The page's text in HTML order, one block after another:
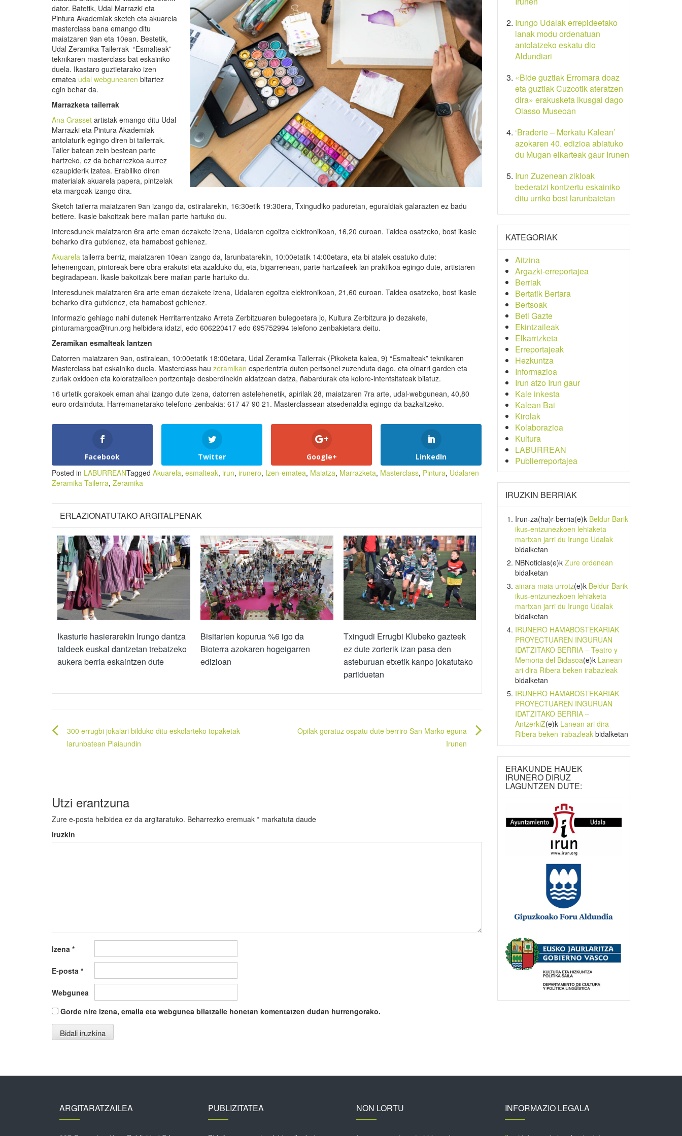
dator. Batetik, Udal Marrazki eta
Pintura Akademiak sketch eta akuarela
masterclass bana emango ditu
maiatzaren 9an eta 10ean. Bestetik,
Udal Zeramika Tailerrak “Esmalteak”
teknikaren masterclass bat eskainiko
duela. Ikastaro guztietarako izen
ematea udal webgunearen bitartez
egin behar da.
Marrazketa tailerrak
Ana Grasset artistak emango ditu Udal
Marrazki eta Pintura Akademiak
antolaturik egingo diren bi tailerrak.
Tailer batean zein bestean parte
hartzeko, ez da beharrezkoa aurrez
ezaupiderik izatea. Erabiliko diren
materialak akuarela papera, pintzelak
eta margoak izango dira.
Sketch tailerra maiatzaren 9an izango da, ostiralarekin, 16:30etik 19:30era, Txingudiko paduretan, eguraldiak galarazten ez badu
betiere. Ikasle bakoitzak bere mailan parte hartuko du.
Interesdunek maiatzaren 6ra arte eman dezakete izena, Udalaren egoitza elektronikoan, 16,20 euroan. Taldea osatzeko, bost ikasle
beharko dira gutxienez, eta hamabost gehienez.
Akuarela tailerra berriz, maiatzaren 10ean izango da, larunbatarekin, 10:00etatik 14:00etara, eta bi atalek osatuko dute:
lehenengoan, pintoreak bere obra erakutsi eta azalduko du, eta, bigarrenean, parte hartzaileek lan praktikoa egingo dute, artistaren
begiradapean. Ikasle bakoitzak bere mailan parte hartuko du.
Interesdunek maiatzaren 6ra arte eman dezakete izena, Udalaren egoitza elektronikoan, 21,60 euroan. Taldea osatzeko, bost ikasle
beharko dira gutxienez, eta hamabost gehienez.
Informazio gehiago nahi dutenek Herritarrentzako Arreta Zerbitzuaren bulegoetara jo, Kultura Zerbitzura jo dezakete,
pinturamargoa@irun.org helbidera idatzi, edo 606220417 edo 695752994 telefono zenbakietara deitu.
Zeramikan esmalteak lantzen
Datorren maiatzaren 9an, ostiralean, 10:00etatik 18:00etara, Udal Zeramika Tailerrak (Pikoketa kalea, 9) “Esmalteak” teknikaren
Masterclass bat eskainiko duela. Masterclass hau zeramikan esperientzia duten pertsonei zuzenduta dago, eta oinarri garden eta
zuriak oxidoen eta koloratzaileen portzentaje desberdinekin aldatzean datza, ñabardurak eta kolore-intentsitateak bilatuz.
16 urtetik gorakoek eman ahal izango dute izena, datorren astelehenetik, apirilak 28, maiatzaren 7ra arte, udal-webgunean, 40,80
euro ordainduta. Harremanetarako telefono-zenbakia: 617 47 90 21. Masterclassean atsedenaldia egingo da bazkaltzeko.
Facebook Twitter Google+ LinkedIn
Posted in LABURREANTagged Akuarela, esmalteak, irun, irunero, Izen-ematea, Maiatza, Marrazketa, Masterclass, Pintura, Udalaren
Zeramika Tailerra, Zeramika
ERLAZIONATUTAKO ARGITALPENAK
Ikasturte hasierarekin Irungo dantza
taldeek euskal dantzetan trebatzeko
aukera berria eskaintzen dute
Bisitarien kopurua %6 igo da
Bioterra azokaren hogeigarren
edizioan
Txingudi Errugbi Klubeko gazteek
ez dute zorterik izan pasa den
asteburuan etxetik kanpo jokatutako
partiduetan
Bidalketetan
zehar
300 errugbi jokalari bilduko ditu eskolarteko topaketak
larunbatean Plaiaundin
Opilak goratuz ospatu dute berriro San Marko eguna
Irunen
Utzi erantzuna
Zure e-posta helbidea ez da argitaratuko. Beharrezko eremuak * markatuta daude
Iruzkin
Izena *
E-posta *
Webgunea
Gorde nire izena, emaila eta webgunea bilatzaile honetan komentatzen dudan hurrengorako.
Irungo Udalak errepideetako
lanak modu ordenatuan
antolatzeko eskatu dio
Aldundiari
«Bide guztiak Erromara doaz
eta guztiak Cuzcotik ateratzen
dira» erakusketa ikusgai dago
Oiasso Museoan
‘Braderie – Merkatu Kalean’
azokaren 40. edizioa abiatuko
du Mugan elkarteak gaur Irunen
Irun Zuzenean zikloak
bederatzi kontzertu eskainiko
ditu urriko bost larunbatetan
KATEGORIAK
Aitzina
Argazki-erreportajea
Berriak
Bertatik Bertara
Bertsoak
Beti Gazte
Ekintzaileak
Elkarrizketa
Erreportajeak
Hezkuntza
Informazioa
Irun atzo Irun gaur
Kale inkesta
Kalean Bai
Kirolak
Kolaborazioa
Kultura
LABURREAN
Publierreportajea
IRUZKIN BERRIAK
Irun-za(ha)r-berria(e)k Beldur Barik
ikus-entzunezkoen lehiaketa
martxan jarri du Irungo Udalak
bidalketan
NBNoticias(e)k Zure ordenean
bidalketan
ainara maia urrotz(e)k Beldur Barik
ikus-entzunezkoen lehiaketa
martxan jarri du Irungo Udalak
bidalketan
IRUNERO HAMABOSTEKARIAK
PROYECTUAREN INGURUAN
IDATZITAKO BERRIA – Teatro y
Memoria del Bidasoa(e)k Lanean
ari dira Ribera beken irabazleak
bidalketan
IRUNERO HAMABOSTEKARIAK
PROYECTUAREN INGURUAN
IDATZITAKO BERRIA –
AntzerkiZ(e)k Lanean ari dira
Ribera beken irabazleakbidalketan
ERAKUNDE HAUEK
IRUNERO DIRUZ
LAGUNTZEN DUTE:
ARGITARATZAILEA PUBLIZITATEA NON LORTU INFORMAZIO LEGALA